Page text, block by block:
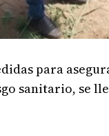
para
sanitario, se